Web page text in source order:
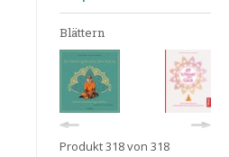
Blättern
Produkt 318 von 318